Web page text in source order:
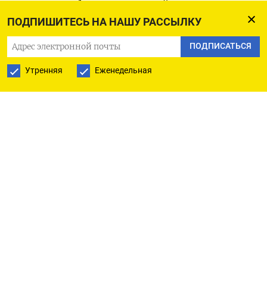
ПОДПИШИТЕСЬ НА НАШУ РАССЫЛКУ
ПОДПИСАТЬСЯ
Утренняя Еженедельная
Оригинал сообщения на английском языке
доступен по коду: (Говард Шнайдер, перевел
Томаш Каник)